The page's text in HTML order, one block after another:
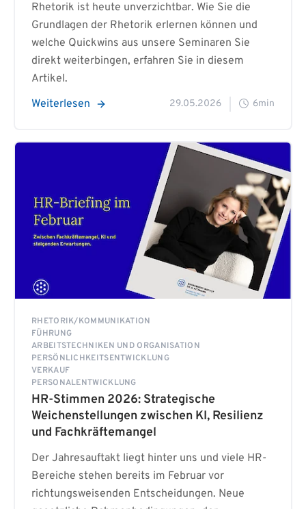
Rhetorik ist heute unverzichtbar. Wie Sie die
Grundlagen der Rhetorik erlernen können und
welche Quickwins aus unsere Seminaren Sie
direkt weiterbingen, erfahren Sie in diesem
Artikel.
Weiterlesen
29.05.2026 6min
RHETORIK/KOMMUNIKATION
FÜHRUNG
ARBEITSTECHNIKEN UND ORGANISATION
PERSÖNLICHKEITSENTWICKLUNG
VERKAUF
PERSONALENTWICKLUNG
HR-Stimmen 2026: Strategische
Weichenstellungen zwischen KI, Resilienz
und Fachkräftemangel
Der Jahresauftakt liegt hinter uns und viele HR-
Bereiche stehen bereits im Februar vor
richtungsweisenden Entscheidungen. Neue